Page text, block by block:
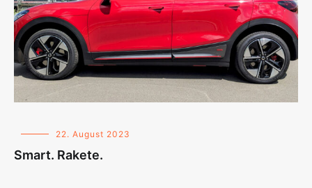
22. August 2023
Smart. Rakete.